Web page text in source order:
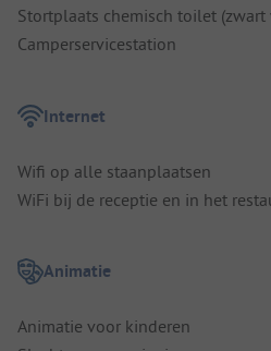
Stortplaats chemisch toilet (zwart
Camperservicestation
Internet
Wifi op alle staanplaatsen
WiFi bij de receptie en in het
Animatie
Animatie voor kinderen